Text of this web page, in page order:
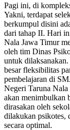
Pagi ini, di
Yakni, terdapat
berkumpul disini
dari tahap II. Hari
Nala Jawa Timur
oleh tim Dinas
untuk
besar fleksibilitas
pembelajaran di
Negeri Taruna Nala
akan menimbulkan
dirasakan oleh
dilakukan psikotes,
secara optimal.